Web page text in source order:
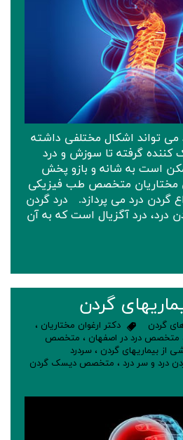
می تواند اشکال مختلفی داشته
کننده گرفته تا سوزش و درد
است به شانه و بازو پخش
مختاریان متخصص طب فیزیکی
گردن درد می پردازد. درد گردن
درد، درد آگزیال است که به آن
گردن
گردن دکتر ارغوان مختاریان ،
متخصص درد در اصفهان ، متخصص
از بیماریهای گردن ، سردرد
درد و سر درد ، متخصص دیسک گردن